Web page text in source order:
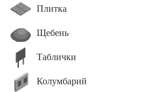
Плитка
Щебень
Таблички
Колумбарий